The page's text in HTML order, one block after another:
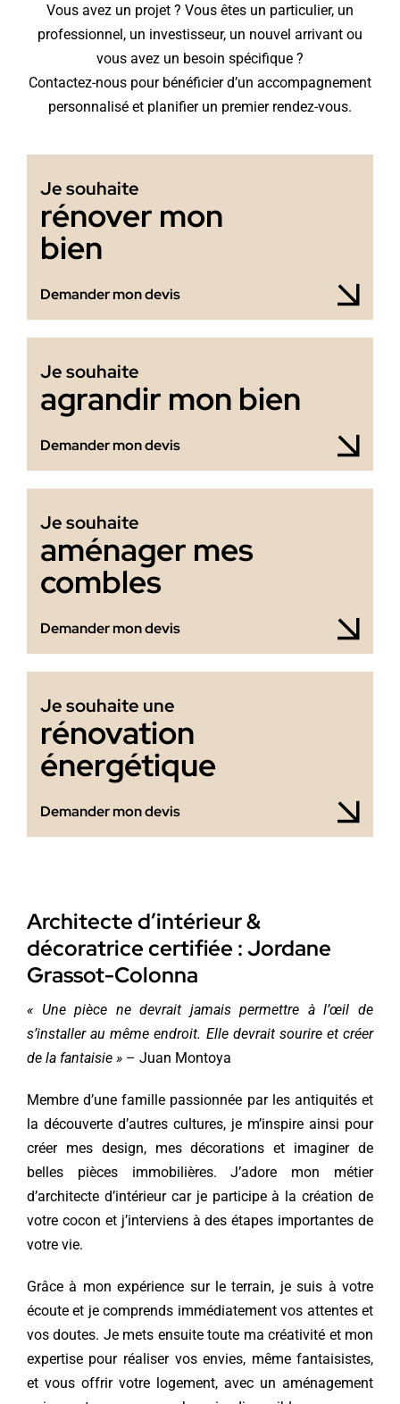
Vous avez un projet ? Vous êtes un particulier, un
professionnel, un investisseur, un nouvel arrivant ou
vous avez un besoin spécifique ?
Contactez-nous pour bénéficier d’un accompagnement
personnalisé et planifier un premier rendez-vous.
Je souhaite
rénover mon
bien
Demander mon devis
Je souhaite
agrandir mon bien
Demander mon devis
Je souhaite
aménager mes
combles
Demander mon devis
Je souhaite une
rénovation
énergétique
Demander mon devis
Architecte d’intérieur &
décoratrice certifiée : Jordane
Grassot-Colonna
« Une pièce ne devrait jamais permettre à l’œil de
s’installer au même endroit. Elle devrait sourire et créer
de la fantaisie »– Juan Montoya
Membre d’une famille passionnée par les antiquités et
la découverte d’autres cultures, je m’inspire ainsi pour
créer mes design, mes décorations et imaginer de
belles pièces immobilières. J’adore mon métier
d’architecte d’intérieur car je participe à la création de
votre cocon et j’interviens à des étapes importantes de
votre vie.
Grâce à mon expérience sur le terrain, je suis à votre
écoute et je comprends immédiatement vos attentes et
vos doutes. Je mets ensuite toute ma créativité et mon
expertise pour réaliser vos envies, même fantaisistes,
et vous offrir votre logement, avec un aménagement